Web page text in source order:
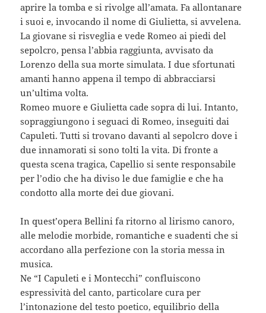
aprire la tomba e si rivolge all’amata. Fa allontanare
i suoi e, invocando il nome di Giulietta, si avvelena.
La giovane si risveglia e vede Romeo ai piedi del
sepolcro, pensa l’abbia raggiunta, avvisato da
Lorenzo della sua morte simulata. I due sfortunati
amanti hanno appena il tempo di abbracciarsi
un’ultima volta.
Romeo muore e Giulietta cade sopra di lui. Intanto,
sopraggiungono i seguaci di Romeo, inseguiti dai
Capuleti. Tutti si trovano davanti al sepolcro dove i
due innamorati si sono tolti la vita. Di fronte a
questa scena tragica, Capellio si sente responsabile
per l’odio che ha diviso le due famiglie e che ha
condotto alla morte dei due giovani.
In quest’opera Bellini fa ritorno al lirismo canoro,
alle melodie morbide, romantiche e suadenti che si
accordano alla perfezione con la storia messa in
musica.
Ne “I Capuleti e i Montecchi” confluiscono
espressività del canto, particolare cura per
l’intonazione del testo poetico, equilibrio della